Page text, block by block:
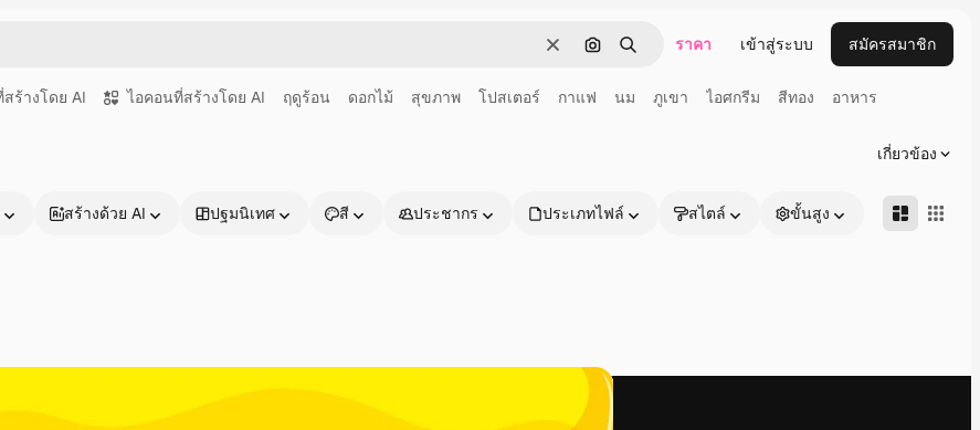
ชัดเจนค้นหาตามรูปภาพ
ค้นหา ราคา เข้าสู่ระบบ สมัครสมาชิก
ร้างโดย AI ไอคอนที่สร้างโดย AI ฤดูร้อน ดอกไม้ สุขภาพ โปสเตอร์ กาแฟ นม ภูเขา ไอศกรีม สีทอง อาหาร
เกี่ยวข้อง
สร้างด้วย AI ปฐมนิเทศ สี ประชากร ประเภทไฟล์ สไตล์ ขั้นสูง